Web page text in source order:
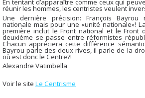
En tentant d’apparaître comme ceux qui
réunir les hommes, les centristes veulent
Une dernière précision: François Bayrou
nationale mais pour une «unité nationale»!
première inclut le Front national et le Front
deuxième se passe entre réformistes
Chacun appréciera cette différence
Bayrou parle des deux rives, il parle de la
où est donc le Centre?!
Alexandre Vatimbella
Voir le site Le Centrisme